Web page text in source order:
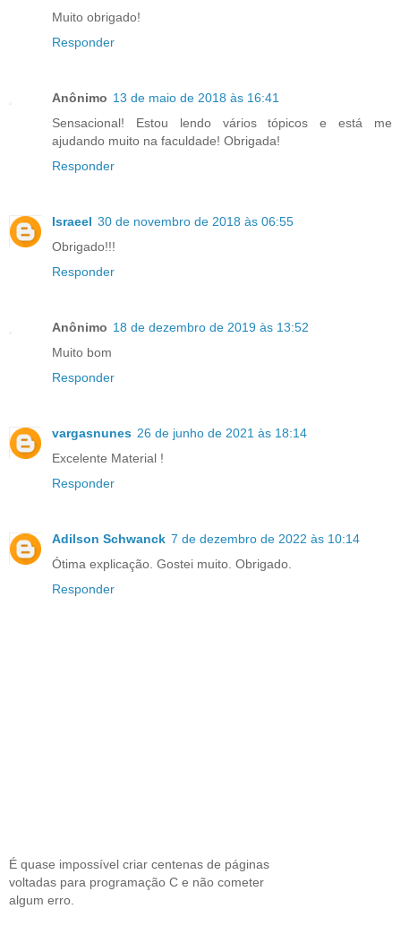
Muito obrigado!
Responder
Anônimo 13 de maio de 2018 às 16:41
Sensacional! Estou lendo vários tópicos e está me
ajudando muito na faculdade! Obrigada!
Responder
Israeel 30 de novembro de 2018 às 06:55
Obrigado!!!
Responder
Anônimo 18 de dezembro de 2019 às 13:52
Muito bom
Responder
vargasnunes 26 de junho de 2021 às 18:14
Excelente Material !
Responder
Adilson Schwanck 7 de dezembro de 2022 às 10:14
Ótima explicação. Gostei muito. Obrigado.
Responder
É quase impossível criar centenas de páginas
voltadas para programação C e não cometer
algum erro.